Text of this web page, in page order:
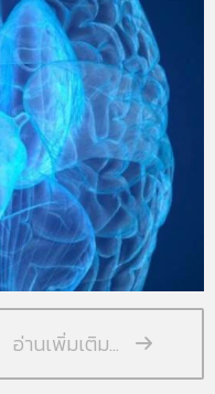
อ่านเพิ่มเติม...